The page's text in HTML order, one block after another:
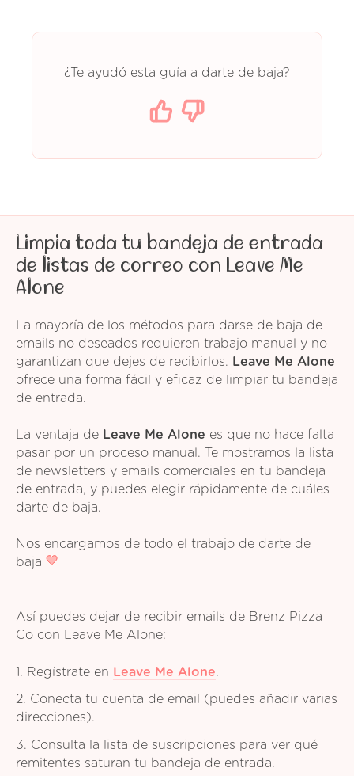
¿Te ayudó esta guía a darte de baja?
Limpia toda tu bandeja de entrada
de listas de correo con Leave Me
Alone
La mayoría de los métodos para darse de baja de
emails no deseados requieren trabajo manual y no
garantizan que dejes de recibirlos.
Leave Me Alone
ofrece una forma fácil y eficaz de limpiar tu bandeja
de entrada.
La ventaja de Leave Me Alone es que no hace falta
pasar por un proceso manual. Te mostramos la lista
de newsletters y emails comerciales en tu bandeja
de entrada, y puedes elegir rápidamente de cuáles
darte de baja.
Nos encargamos de todo el trabajo de darte de
baja
Así puedes dejar de recibir emails de Brenz Pizza
Co con Leave Me Alone:
1. Regístrate en Leave Me Alone.
2. Conecta tu cuenta de email (puedes añadir varias
direcciones).
3. Consulta la lista de suscripciones para ver qué
remitentes saturan tu bandeja de entrada.